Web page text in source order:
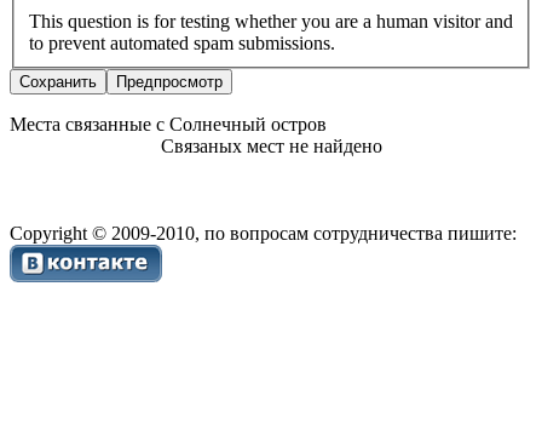
This question is for testing whether you are a human visitor and
to prevent automated spam submissions.
Места связанные с Солнечный остров
Связаных мест не найдено
Copyright © 2009-2010, по вопросам сотрудничества пишите: